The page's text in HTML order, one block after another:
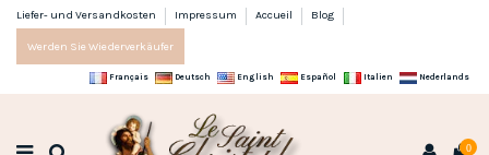
Liefer- und Versandkosten Impressum Accueil Blog
Werden Sie Wiederverkäufer
Français Deutsch English Español Italien Nederlands
0